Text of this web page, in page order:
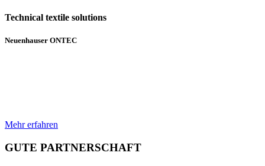
Technical textile solutions
Neuenhauser ONTEC
Mehr erfahren
GUTE PARTNERSCHAFT